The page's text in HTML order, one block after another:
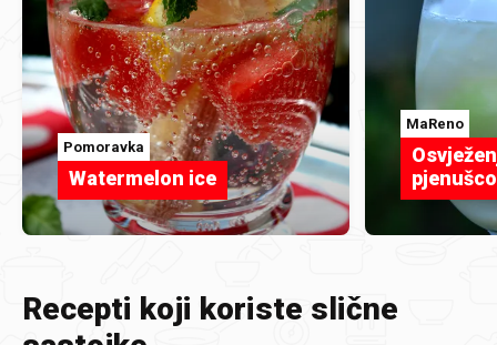
Pomoravka
Watermelon ice
MaReno
Recepti koji koriste slične